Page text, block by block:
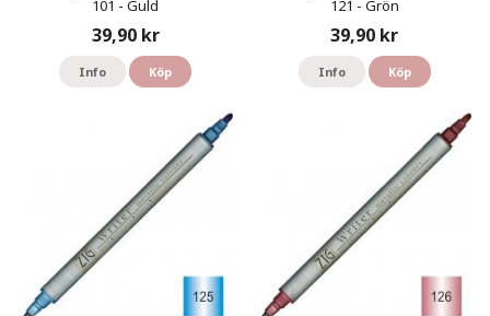
101 - Guld
39,90 kr
Info Köp
121 - Grön
39,90 kr
Info Köp